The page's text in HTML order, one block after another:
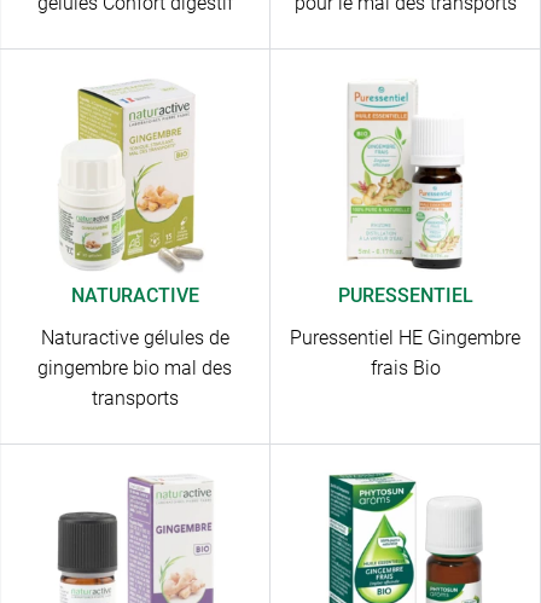
NATURACTIVE
Naturactive gélules de
gingembre bio mal des
transports
PURESSENTIEL
Puressentiel HE Gingembre
frais Bio